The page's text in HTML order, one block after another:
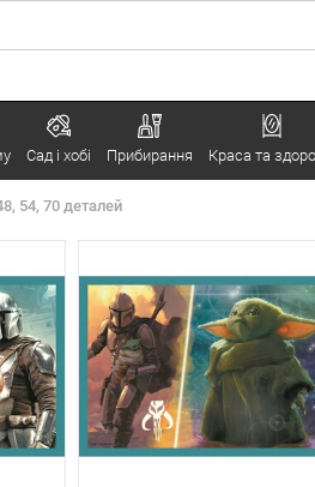
Сад і хобі Прибирання Краса та
54, 70 деталей